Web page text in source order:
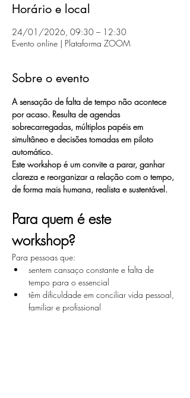
Horário e local
24/01/2026, 09:30 – 12:30
Evento online | Plataforma ZOOM
Sobre o evento
A sensação de falta de tempo não acontece
por acaso. Resulta de agendas
sobrecarregadas, múltiplos papéis em
simultâneo e decisões tomadas em piloto
automático.
Este workshop é um convite a parar, ganhar
clareza e reorganizar a relação com o tempo,
de forma mais humana, realista e sustentável.
Para quem é este
workshop?
Para pessoas que:
sentem cansaço constante e falta de
tempo para o essencial
têm dificuldade em conciliar vida pessoal,
familiar e profissional